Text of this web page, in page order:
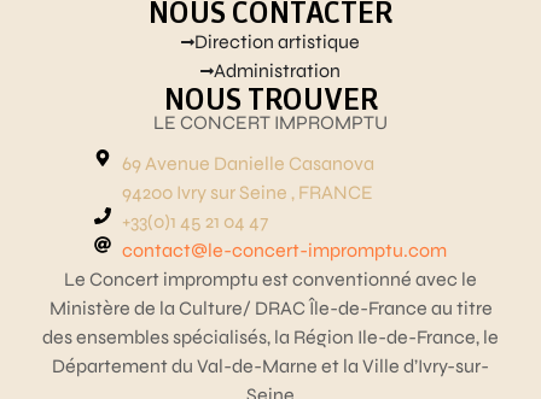
NOUS CONTACTER
Direction artistique
Administration
NOUS TROUVER
LE CONCERT IMPROMPTU
69 Avenue Danielle Casanova
94200 Ivry sur Seine , FRANCE
+33(0)1 45 21 04 47
contact@le-concert-impromptu.com
Le Concert impromptu est conventionné avec le
Ministère de la Culture/ DRAC Île-de-France au titre
des ensembles spécialisés, la Région Ile-de-France, le
Département du Val-de-Marne et la Ville d’Ivry-sur-